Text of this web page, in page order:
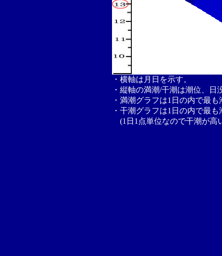
・横軸は月日を示す。
・縦軸の満潮/干潮は潮位、
・満潮グラフは1日の内で最
・干潮グラフは1日の内で最
(1日1点単位なので干潮が高